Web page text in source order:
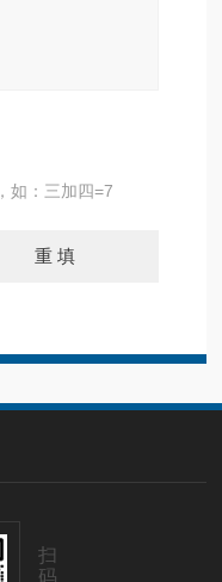
如：三加四=7
扫
码